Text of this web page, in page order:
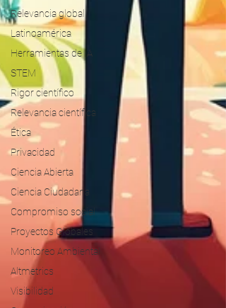
Relevancia global
Latinoamérica
Herramientas de IA
STEM
Rigor científico
Relevancia científica
Ética
Privacidad
Ciencia Abierta
Ciencia Ciudadana
Compromiso social
Proyectos Globales
Monitoreo Ambiental
Altmetrics
Visibilidad